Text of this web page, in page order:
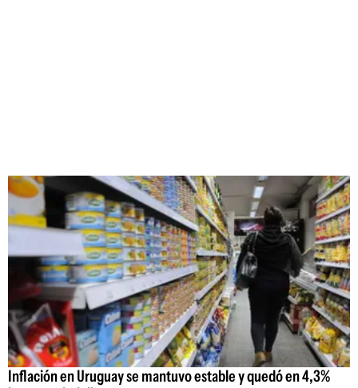
Inflación en Uruguay se mantuvo estable y quedó en 4,3%